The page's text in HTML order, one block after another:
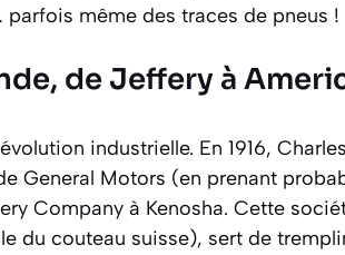
même des traces de pneus !
de Jeffery à
industrielle. En 1916,
General Motors (en prenant
Company à Kenosha. Cette
du couteau suisse), sert de